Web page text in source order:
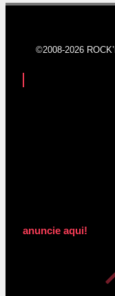
©2008-2026
anuncie aqui!